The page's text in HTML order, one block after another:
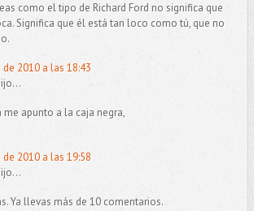
como el tipo de Richard Ford no significa que
Significa que él está tan loco como tú, que no
2010 a las 18:43
me apunto a la caja negra,
2010 a las 19:58
Ya llevas más de 10 comentarios.